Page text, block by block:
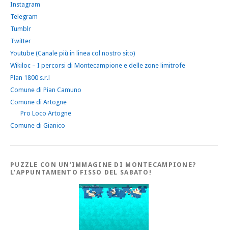
Instagram
Telegram
Tumblr
Twitter
Youtube (Canale più in linea col nostro sito)
Wikiloc – I percorsi di Montecampione e delle zone limitrofe
Plan 1800 s.r.l
Comune di Pian Camuno
Comune di Artogne
Pro Loco Artogne
Comune di Gianico
PUZZLE CON UN’IMMAGINE DI MONTECAMPIONE?
L’APPUNTAMENTO FISSO DEL SABATO!